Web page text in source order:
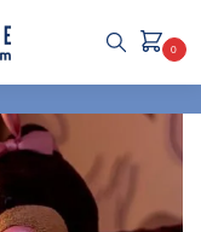
0